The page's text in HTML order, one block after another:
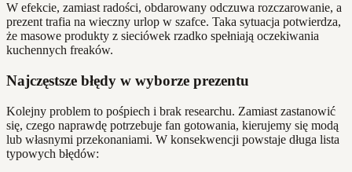
W efekcie, zamiast radości, obdarowany odczuwa rozczarowanie, a
prezent trafia na wieczny urlop w szafce. Taka sytuacja potwierdza,
że masowe produkty z sieciówek rzadko spełniają oczekiwania
kuchennych freaków.
Najczęstsze błędy w wyborze prezentu
Kolejny problem to pośpiech i brak researchu. Zamiast zastanowić
się, czego naprawdę potrzebuje fan gotowania, kierujemy się modą
lub własnymi przekonaniami. W konsekwencji powstaje długa lista
typowych błędów: